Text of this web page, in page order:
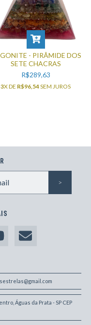
- PIRÂMIDE DOS
SETE CHACRAS
R$289,63
3X DE R$96,54SEM JUROS
Águas da Prata - SP CEP